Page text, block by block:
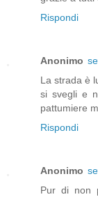
Rispondi
Anonimo
La strada è
si svegli e
pattumiere
Rispondi
Anonimo
Pur di non